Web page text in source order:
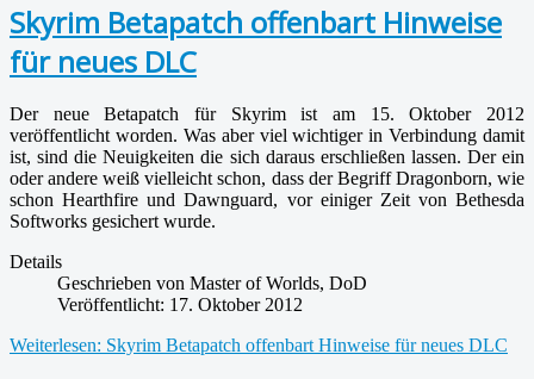
Skyrim Betapatch offenbart Hinweise
für neues DLC
Der neue Betapatch für Skyrim ist am 15. Oktober 2012
veröffentlicht worden. Was aber viel wichtiger in Verbindung damit
ist, sind die Neuigkeiten die sich daraus erschließen lassen. Der ein
oder andere weiß vielleicht schon, dass der Begriff Dragonborn, wie
schon Hearthfire und Dawnguard, vor einiger Zeit von Bethesda
Softworks gesichert wurde.
Details
Geschrieben von Master of Worlds, DoD
Veröffentlicht: 17. Oktober 2012
Weiterlesen: Skyrim Betapatch offenbart Hinweise für neues DLC